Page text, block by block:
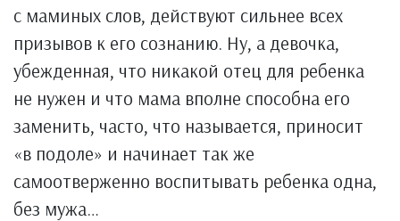
с маминых слов, действуют сильнее всех
призывов к его сознанию. Ну, а девочка,
убежденная, что никакой отец для ребенка
не нужен и что мама вполне способна его
заменить, часто, что называется, приносит
«в подоле» и начинает так же
самоотверженно воспитывать ребенка одна,
без мужа…